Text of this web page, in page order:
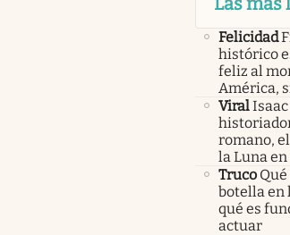
Felicidad
histórico
feliz al
América,
Viral
romano,
la Luna en
Truco
botella en
qué es
actuar